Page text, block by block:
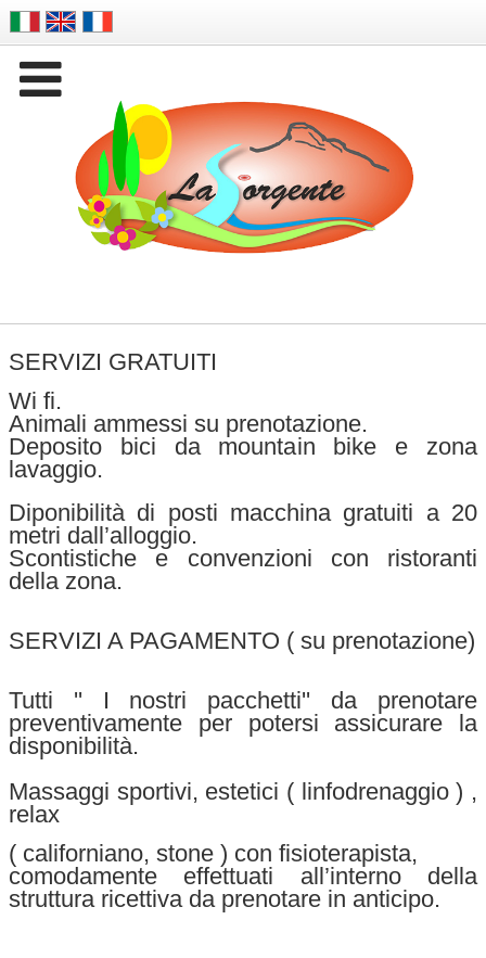

SERVIZI GRATUITI
Wi fi.
Animali ammessi su prenotazione.
Deposito bici da mountain bike e zona
lavaggio.
Diponibilità di posti macchina gratuiti a 20
metri dall’alloggio.
Scontistiche e convenzioni con ristoranti
della zona.
SERVIZI A PAGAMENTO ( su prenotazione)
Tutti '' I nostri pacchetti'' da prenotare
preventivamente per potersi assicurare la
disponibilità.
Massaggi sportivi, estetici ( linfodrenaggio ) ,
relax
( californiano, stone ) con fisioterapista,
comodamente effettuati all’interno della
struttura ricettiva da prenotare in anticipo.